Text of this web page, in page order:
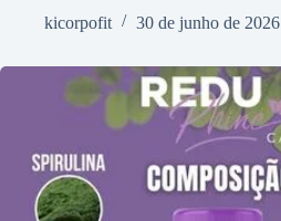
kicorpofit 30 de junho de 2026